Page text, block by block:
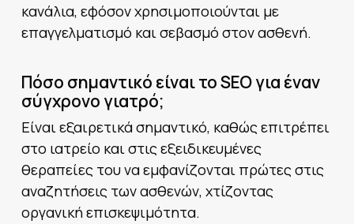
κανάλια, εφόσον χρησιμοποιούνται με
επαγγελματισμό και σεβασμό στον ασθενή.
Πόσο σημαντικό είναι το SEO για έναν
σύγχρονο γιατρό;
Είναι εξαιρετικά σημαντικό, καθώς επιτρέπει
στο ιατρείο και στις εξειδικευμένες
θεραπείες του να εμφανίζονται πρώτες στις
αναζητήσεις των ασθενών, χτίζοντας
οργανική επισκεψιμότητα.